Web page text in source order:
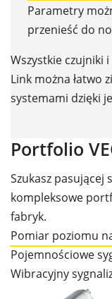
Parametry
przenieść do
Wszystkie czujniki
Link można łatwo
systemami dzięki
Portfolio
Szukasz pasującej
kompleksowe
fabryk.
Pomiar poziomu
Pojemnościowe
Wibracyjny